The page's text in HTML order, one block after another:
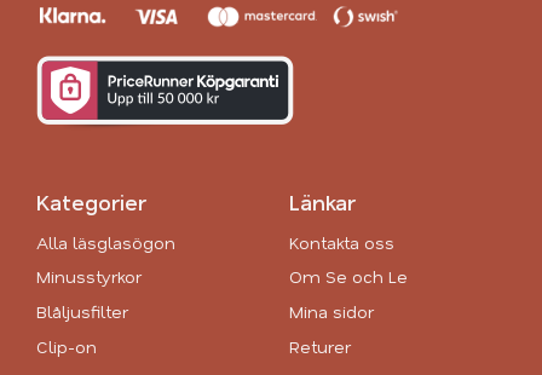
Kategorier
Alla läsglasögon
Minusstyrkor
Blåljusfilter
Clip-on
Länkar
Kontakta oss
Om Se och Le
Mina sidor
Returer